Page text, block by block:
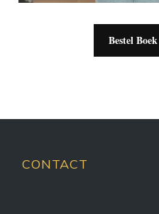
Bestel Boek
CONTACT